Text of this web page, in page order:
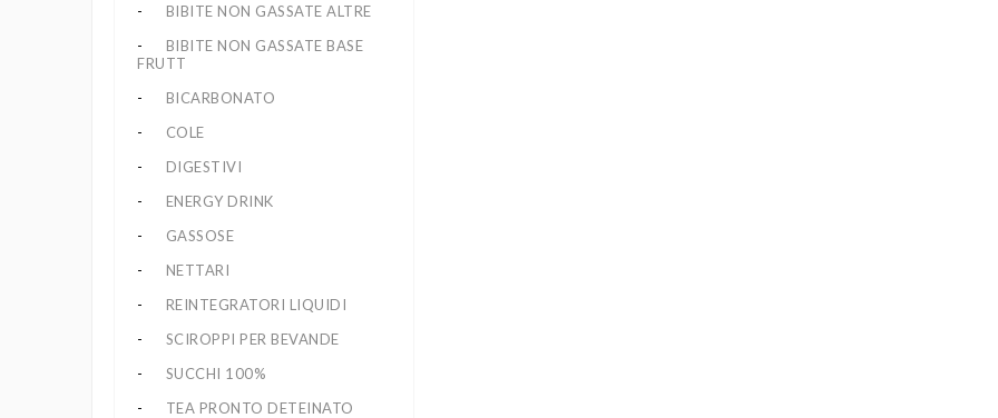
BIBITE NON GASSATE ALTRE
BIBITE NON GASSATE BASE
FRUTT
BICARBONATO
COLE
DIGESTIVI
ENERGY DRINK
GASSOSE
NETTARI
REINTEGRATORI LIQUIDI
SCIROPPI PER BEVANDE
SUCCHI 100%
TEA PRONTO DETEINATO